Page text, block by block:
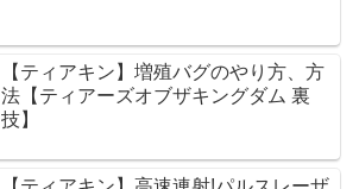
【ティアキン】増殖バグのやり方、方
法【ティアーズオブザキングダム 裏
技】